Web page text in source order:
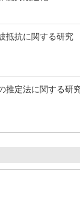
抵抗に関する研究
推定法に関する研